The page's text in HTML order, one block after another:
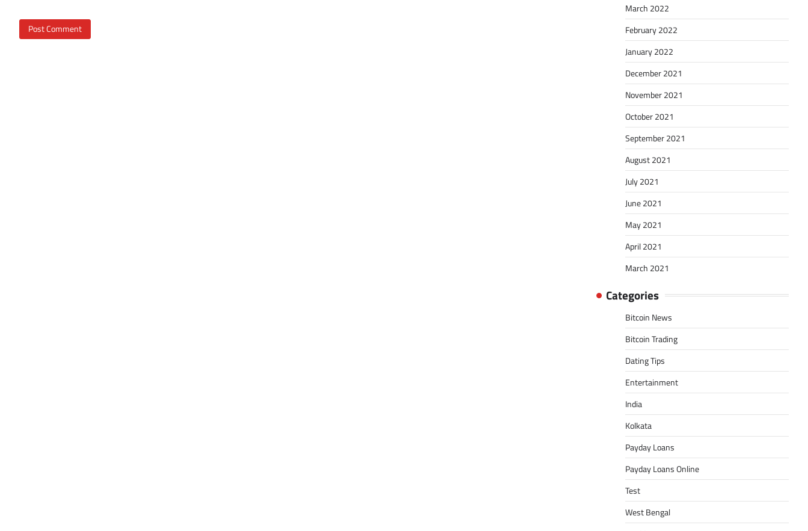
March 2022
February 2022
January 2022
December 2021
November 2021
October 2021
September 2021
August 2021
July 2021
June 2021
May 2021
April 2021
March 2021
Categories
Bitcoin News
Bitcoin Trading
Dating Tips
Entertainment
India
Kolkata
Payday Loans
Payday Loans Online
Test
West Bengal